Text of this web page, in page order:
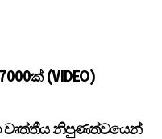
(VIDEO)
වෘත්තීය නිපුණත්වයෙන්